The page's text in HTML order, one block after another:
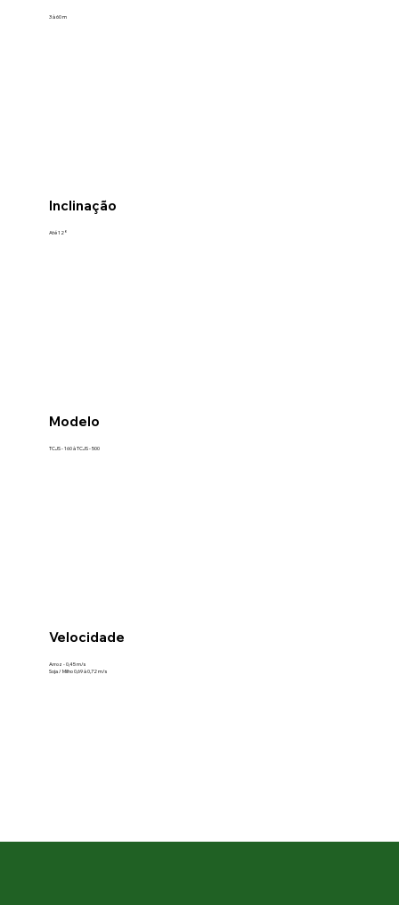
3 à 60 m
Inclinação
Até 12°
Modelo
TCJS - 160 à TCJS - 500
Velocidade
Arroz - 0,45 m/s
Soja / Milho 0,69 à 0,72 m/s